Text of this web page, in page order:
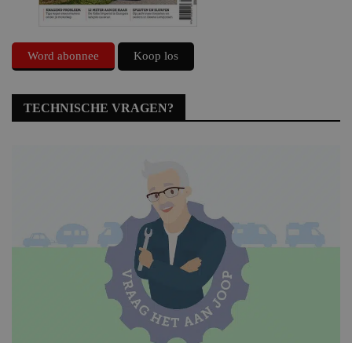
Word abonnee Koop los
TECHNISCHE VRAGEN?